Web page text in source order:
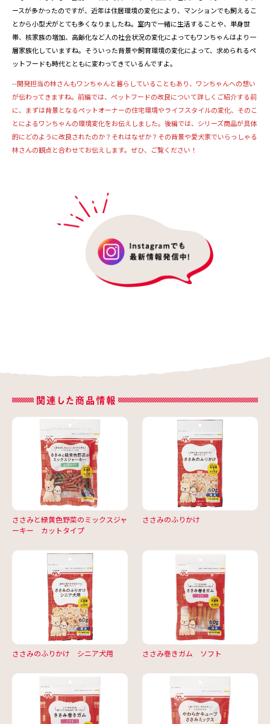
ースが多かったのですが、近年は住居環境の変化により、マンションでも飼えるこ
とから小型犬がとても多くなりましたね。室内で一緒に生活することや、単身世
帯、 核家族の増加、高齢化など人の社会状況の変化によってもワンちゃんはより一
層家族化していますね。そういった背景や飼育環境の変化によって、求められるペ
ットフードも時代とともに変わってきているんですよ。
--開発担当の林さんもワンちゃんと暮らしていることもあり、ワンちゃんへの想い
が伝わってきますね。前編では、ペットフードの改良について詳しくご紹介する前
に、まずは背景となるペットオーナーの住宅環境やライフスタイルの変化、そのこ
とによるワンちゃんの環境変化をお伝えしました。後編では、シリーズ商品が具体
的にどのように改良されたのか？それはなぜか？その背景や愛犬家でいらっしゃる
林さんの観点と合わせてお伝えします。ぜひ、ご覧ください！
ささみと緑黄色野菜のミックスジャ
ーキー カットタイプ
ささみのふりかけ
ささみのふりかけ シニア犬用 ささみ巻きガム ソフト